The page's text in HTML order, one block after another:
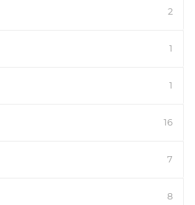
2
1
1
16
7
8